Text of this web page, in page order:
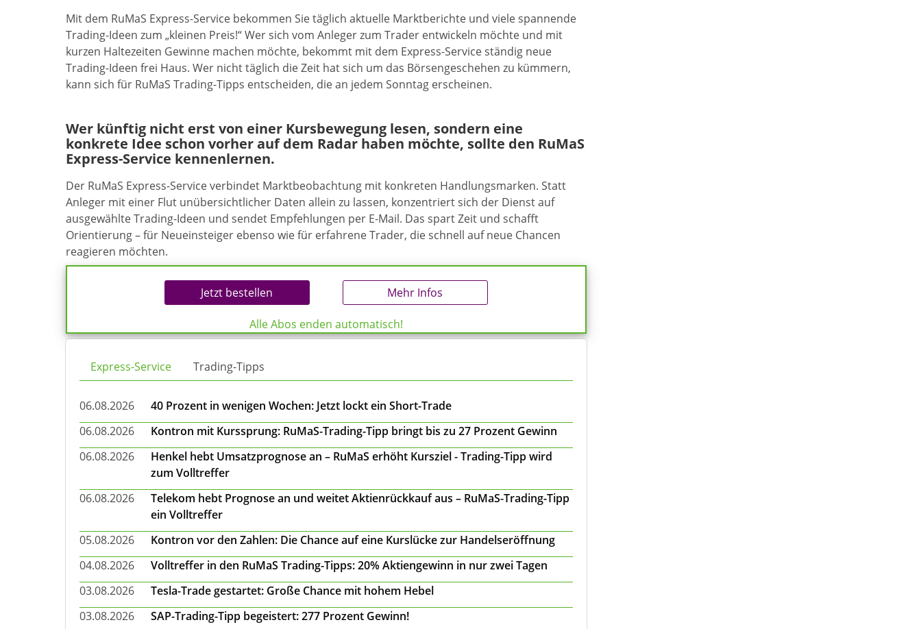
Mit dem RuMaS Express-Service bekommen Sie täglich aktuelle Marktberichte und viele spannende
Trading-Ideen zum „kleinen Preis!“ Wer sich vom Anleger zum Trader entwickeln möchte und mit
kurzen Haltezeiten Gewinne machen möchte, bekommt mit dem Express-Service ständig neue
Trading-Ideen frei Haus. Wer nicht täglich die Zeit hat sich um das Börsengeschehen zu kümmern,
kann sich für RuMaS Trading-Tipps entscheiden, die an jedem Sonntag erscheinen.
Wer künftig nicht erst von einer Kursbewegung lesen, sondern eine
konkrete Idee schon vorher auf dem Radar haben möchte, sollte den RuMaS
Express-Service kennenlernen.
Der RuMaS Express-Service verbindet Marktbeobachtung mit konkreten Handlungsmarken. Statt
Anleger mit einer Flut unübersichtlicher Daten allein zu lassen, konzentriert sich der Dienst auf
ausgewählte Trading-Ideen und sendet Empfehlungen per E-Mail. Das spart Zeit und schafft
Orientierung – für Neueinsteiger ebenso wie für erfahrene Trader, die schnell auf neue Chancen
reagieren möchten.
Jetzt bestellen Mehr Infos
Alle Abos enden automatisch!
Express-Service Trading-Tipps
06.08.2026
40 Prozent in wenigen Wochen: Jetzt lockt ein Short-Trade
06.08.2026
Kontron mit Kurssprung: RuMaS-Trading-Tipp bringt bis zu 27 Prozent Gewinn
06.08.2026
Henkel hebt Umsatzprognose an – RuMaS erhöht Kursziel - Trading-Tipp wird
zum Volltreffer
06.08.2026
Telekom hebt Prognose an und weitet Aktienrückkauf aus – RuMaS-Trading-Tipp
ein Volltreffer
05.08.2026
Kontron vor den Zahlen: Die Chance auf eine Kurslücke zur Handelseröffnung
04.08.2026
Volltreffer in den RuMaS Trading-Tipps: 20% Aktiengewinn in nur zwei Tagen
03.08.2026
Tesla-Trade gestartet: Große Chance mit hohem Hebel
03.08.2026
SAP-Trading-Tipp begeistert: 277 Prozent Gewinn!